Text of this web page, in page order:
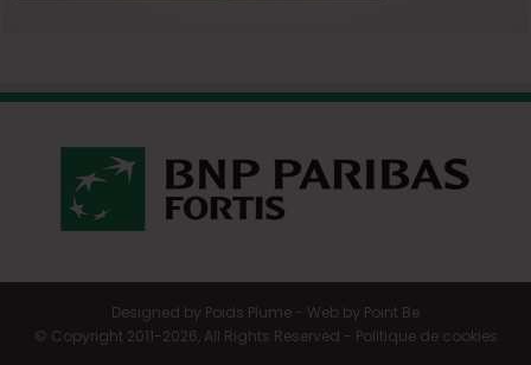
Designed by Poids Plume - Web by Point Be
© Copyright 2011-2026, All Rights Reserved - Politique de cookies